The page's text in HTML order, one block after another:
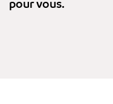
pour vous.